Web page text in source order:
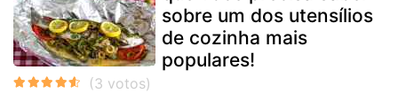
sobre um dos utensílios
de cozinha mais
populares!